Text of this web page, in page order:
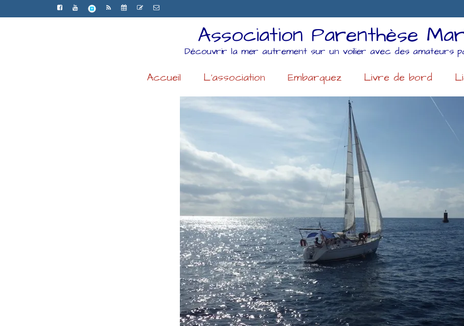
Association Parenthèse
Découvrir la mer autrement sur un voilier avec des amateurs
Accueil L’association Embarquez Livre de bord